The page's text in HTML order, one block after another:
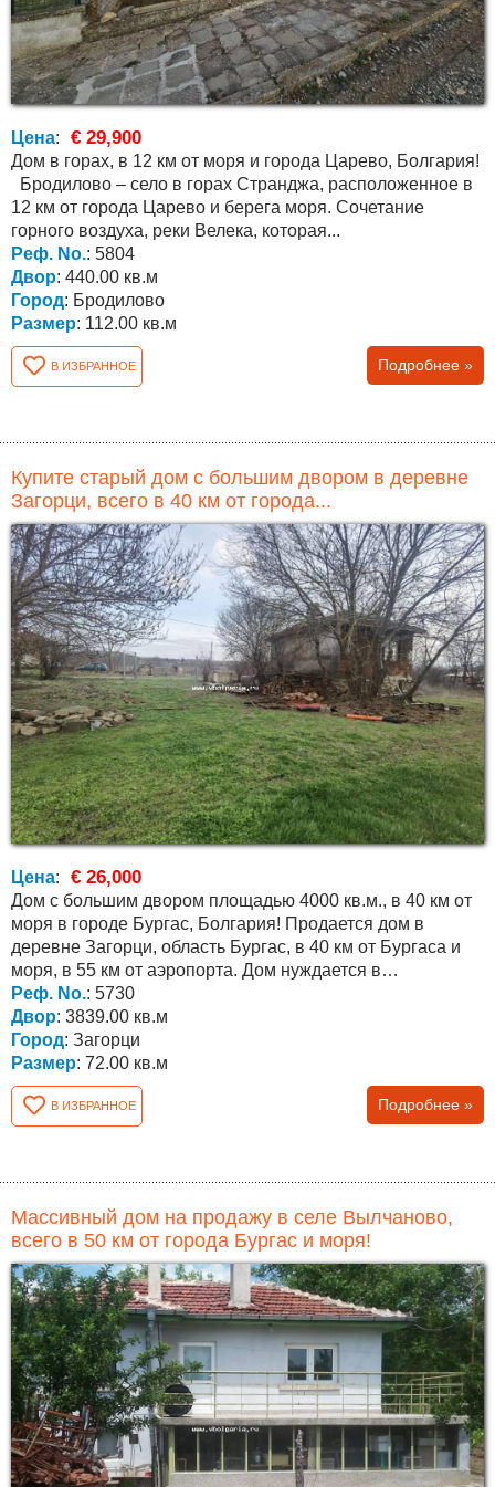
Цена: € 29,900
Дом в горах, в 12 км от моря и города Царево, Болгария!
12 км от города Царево и берега моря. Сочетание
горного воздуха, реки Велека, которая...
Реф. No.: 5804
Двор: 440.00 кв.м
Город: Бродилово
Размер: 112.00 кв.м
В ИЗБРАННОЕ Подробнее »
Купите старый дом с большим двором в деревне
Загорци, всего в 40 км от города...
Цена: € 26,000
Дом с большим двором площадью 4000 кв.м., в 40 км от
моря в городе Бургас, Болгария! Продается дом в
деревне Загорци, область Бургас, в 40 км от Бургаса и
моря, в 55 км от аэропорта. Дом нуждается в
капитальном...
Реф. No.: 5730
Двор: 3839.00 кв.м
Город: Загорци
Размер: 72.00 кв.м
В ИЗБРАННОЕ Подробнее »
Массивный дом на продажу в селе Вылчаново,
всего в 50 км от города Бургас и моря!